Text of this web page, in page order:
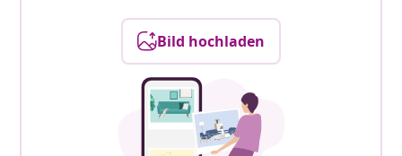
Bild hochladen